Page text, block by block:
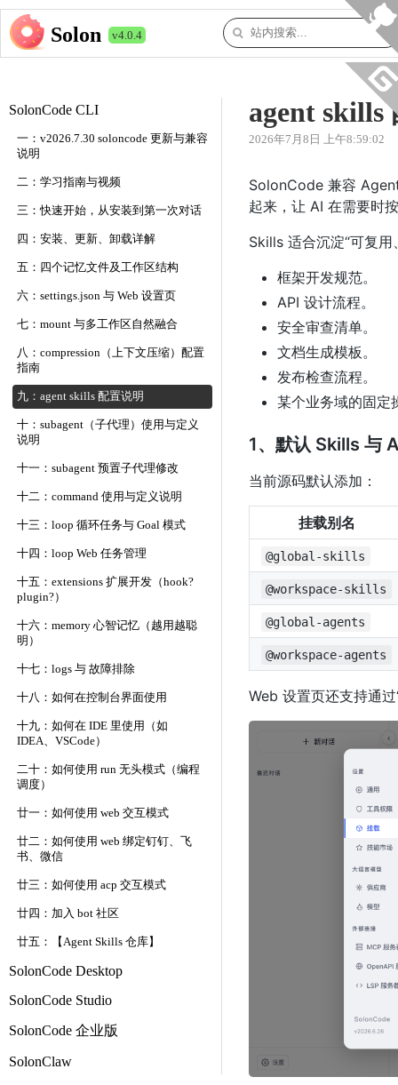
Solon v4.0.4
SolonCode CLI
一：v2026.7.30 soloncode 更新与兼容
说明
二：学习指南与视频
三：快速开始，从安装到第一次对话
四：安装、更新、卸载详解
五：四个记忆文件及工作区结构
六：settings.json 与 Web 设置页
七：mount 与多工作区自然融合
八：compression（上下文压缩）配置
指南
九：agent skills 配置说明
十：subagent（子代理）使用与定义
说明
十一：subagent 预置子代理修改
十二：command 使用与定义说明
十三：loop 循环任务与 Goal 模式
十四：loop Web 任务管理
十五：extensions 扩展开发（hook?
plugin?）
十六：memory 心智记忆（越用越聪
明）
十七：logs 与 故障排除
十八：如何在控制台界面使用
十九：如何在 IDE 里使用（如
IDEA、VSCode）
二十：如何使用 run 无头模式（编程
调度）
廿一：如何使用 web 交互模式
廿二：如何使用 web 绑定钉钉、飞
书、微信
廿三：如何使用 acp 交互模式
廿四：加入 bot 社区
廿五：【Agent Skills 仓库】
SolonCode Desktop
SolonCode Studio
SolonCode 企业版
SolonClaw
agent skills
2026年7月8日 上午8:59:02
SolonCode 兼容
起来，让 AI 在需要时
Skills 适合沉淀“可复
框架开发规范。
API 设计流程。
安全审查清单。
文档生成模板。
发布检查流程。
某个业务域的固定
1、默认 Skills 与
当前源码默认添加：
挂载别名
@global-skills
@workspace-skills
@global-agents
@workspace-agents
Web 设置页还支持通